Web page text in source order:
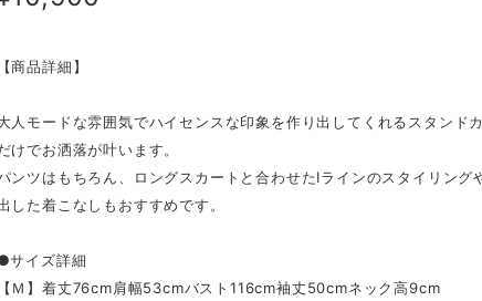
【商品詳細】
人モードな雰囲気でハイセンスな印象を作り出してくれるスタンド
けでお洒落が叶います。
ンツはもちろん、ロングスカートと合わせたIラインのスタイリン
した着こなしもおすすめです。
サイズ詳細
【Ｍ】着丈76cm肩幅53cmバスト116cm袖丈50cmネック高9cm